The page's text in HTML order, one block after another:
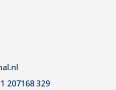
207168 329